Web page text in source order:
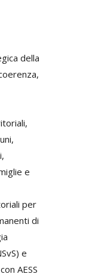
della
e
per
di
e
AESS